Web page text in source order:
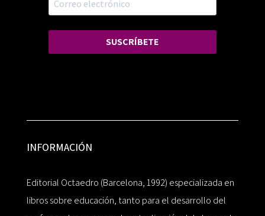
SUSCRÍBETE
INFORMACIÓN
Editorial Octaedro (Barcelona, 1992) especializada en
libros sobre educación, tanto para el desarrollo del